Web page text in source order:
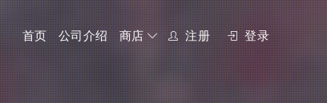
首页 公司介绍 商店 注册 登录